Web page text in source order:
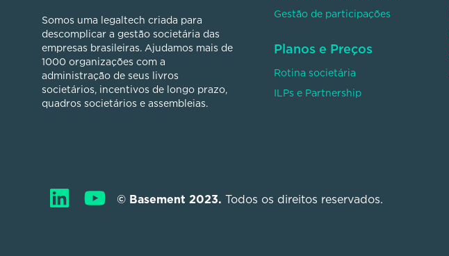
Somos uma legaltech criada para
descomplicar a gestão societária das
empresas brasileiras. Ajudamos mais de
1000 organizações com a
administração de seus livros
societários, incentivos de longo prazo,
quadros societários e assembleias.
Gestão de participações
Planos e Preços
Rotina societária
ILPs e Partnership
© Basement 2023. Todos os direitos reservados.